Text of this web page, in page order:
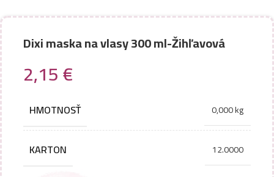
Dixi maska na vlasy 300 ml-Žihľavová
2,15€
HMOTNOSŤ 0,000 kg
KARTON 12.0000